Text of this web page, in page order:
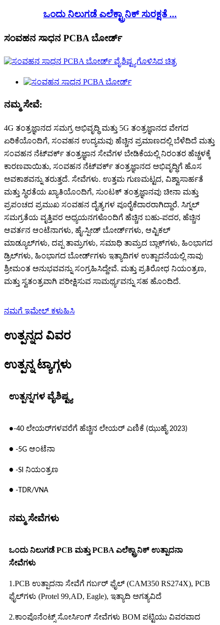
ಒಂದು ನಿಲುಗಡೆ ಎಲೆಕ್ಟ್ರಾನಿಕ್ ಸುರಕ್ಷತೆ ...
ಸಂವಹನ ಸಾಧನ PCBA ಬೋರ್ಡ್
ನಮ್ಮ ಸೇವೆ:
4G ತಂತ್ರಜ್ಞಾನದ ಸಮಗ್ರ ಅಭಿವೃದ್ಧಿ ಮತ್ತು 5G ತಂತ್ರಜ್ಞಾನದ ವೇಗದ
ಏರಿಕೆಯೊಂದಿಗೆ, ಸಂವಹನ ಉದ್ಯಮವು ಹೆಚ್ಚಿನ ಪ್ರಮಾಣದಲ್ಲಿ ಬೆಳೆದಿದೆ ಮತ್ತು
ಸಂವಹನ ನೆಟ್‌ವರ್ಕ್ ತಂತ್ರಜ್ಞಾನ ಸೇವೆಗಳ ಬೇಡಿಕೆಯಲ್ಲಿ ನಿರಂತರ ಹೆಚ್ಚಳಕ್ಕೆ
ಕಾರಣವಾಯಿತು, ಸಂವಹನ ನೆಟ್‌ವರ್ಕ್ ತಂತ್ರಜ್ಞಾನದ ಅಭಿವೃದ್ಧಿಗೆ ಹೊಸ
ಅವಕಾಶವನ್ನು ತರುತ್ತದೆ. ಸೇವೆಗಳು. ಉತ್ತಮ ಗುಣಮಟ್ಟದ, ವಿಶ್ವಾಸಾರ್ಹತೆ
ಮತ್ತು ಸ್ಥಿರತೆಯ ಖ್ಯಾತಿಯೊಂದಿಗೆ, ಸುಂಟಕ್ ತಂತ್ರಜ್ಞಾನವು ಚೀನಾ ಮತ್ತು
ಪ್ರಪಂಚದ ಪ್ರಮುಖ ಸಂವಹನ ದೈತ್ಯಗಳ ಪೂರೈಕೆದಾರರಾಗಿದ್ದಾರೆ. ಸಿಗ್ನಲ್
ಸಮಗ್ರತೆಯ ವೃತ್ತಿಪರ ಅಧ್ಯಯನಗಳೊಂದಿಗೆ ಹೆಚ್ಚಿನ ಬಹು-ಪದರ, ಹೆಚ್ಚಿನ
ಆವರ್ತನ ಆಂಟೆನಾಗಳು, ಹೈ-ಸ್ಪೀಡ್ ಬೋರ್ಡ್‌ಗಳು, ಆಪ್ಟಿಕಲ್
ಮಾಡ್ಯೂಲ್‌ಗಳು, ದಪ್ಪ ತಾಮ್ರಗಳು, ಸಮಾಧಿ ತಾಮ್ರದ ಬ್ಲಾಕ್‌ಗಳು, ಹಿಂಭಾಗದ
ಡ್ರಿಲ್‌ಗಳು, ಹಿಂಭಾಗದ ಬೋರ್ಡ್‌ಗಳು ಇತ್ಯಾದಿಗಳ ಉತ್ಪಾದನೆಯಲ್ಲಿ ನಾವು
ಶ್ರೀಮಂತ ಅನುಭವವನ್ನು ಸಂಗ್ರಹಿಸಿದ್ದೇವೆ. ಮತ್ತು ಪ್ರತಿರೋಧ ನಿಯಂತ್ರಣ,
ಮತ್ತು ಸ್ವತಂತ್ರವಾಗಿ ಪರೀಕ್ಷಿಸುವ ಸಾಮರ್ಥ್ಯವನ್ನು ಸಹ ಹೊಂದಿದೆ.
ನಮಗೆ ಇಮೇಲ್ ಕಳುಹಿಸಿ
ಉತ್ಪನ್ನದ ವಿವರ
ಉತ್ಪನ್ನ ಟ್ಯಾಗ್ಗಳು
ಉತ್ಪನ್ನಗಳ ವೈಶಿಷ್ಟ್ಯ
●-40 ಲೇಯರ್‌ಗಳವರೆಗೆ ಹೆಚ್ಚಿನ ಲೇಯರ್ ಎಣಿಕೆ (ಝುಹೈ 2023)
● -5G ಆಂಟೆನಾ
● -SI ನಿಯಂತ್ರಣ
● -TDR/VNA
ನಮ್ಮ ಸೇವೆಗಳು
ಒಂದು ನಿಲುಗಡೆ PCB ಮತ್ತು PCBA ಎಲೆಕ್ಟ್ರಾನಿಕ್ ಉತ್ಪಾದನಾ
ಸೇವೆಗಳು
1.PCB ಉತ್ಪಾದನಾ ಸೇವೆಗೆ ಗರ್ಬರ್ ಫೈಲ್ (CAM350 RS274X), PCB
ಫೈಲ್‌ಗಳು (Protel 99,AD, Eagle), ಇತ್ಯಾದಿ ಅಗತ್ಯವಿದೆ
2.ಕಾಂಪೊನೆಂಟ್ಸ್ ಸೋರ್ಸಿಂಗ್ ಸೇವೆಗಳು BOM ಪಟ್ಟಿಯು ವಿವರವಾದ